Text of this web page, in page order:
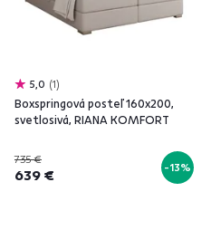
5,0 1
Boxspringová posteľ 160x200,
svetlosivá, RIANA KOMFORT
735 €
639 € -13%